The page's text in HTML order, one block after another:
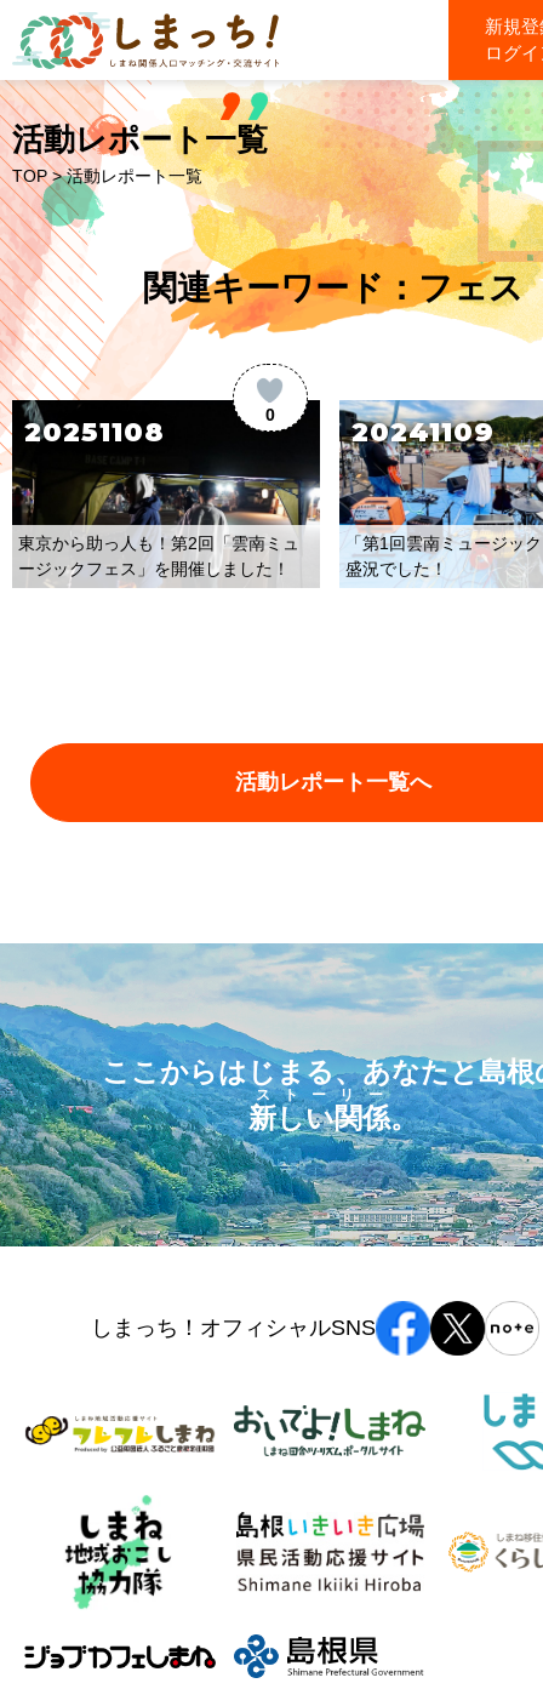
新規
ログ
活動レポート一覧
TOP > 活動レポート一覧
関連キーワード：フェス
0
20251108
東京から助っ人も！第2回「雲南ミュ
ージックフェス」を開催しました！
20241109
「第1回雲南ミュージッ
盛況でした！
活動レポート一覧へ
ここからはじまる、あなたと島根
新しい関係
ストーリー
。
しまっち！オフィシャルSNS